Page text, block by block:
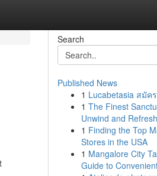
Search
Published News
1 Lucabetasia สมัค
1 The Finest
Unwind and Refresh
1 Finding the Top
Stores in the USA
1 Mangalore City
Guide to